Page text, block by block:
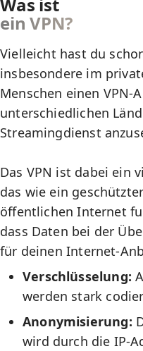
Was ist
ein VPN?
Vielleicht hast du
insbesondere im
Menschen einen VPN-
unterschiedlichen
Streamingdienst
Das VPN ist dabei ein
das wie ein
öffentlichen Internet
dass Daten bei der
für deinen Internet-
Verschlüsselung:
werden stark
Anonymisierung:
wird durch die IP-